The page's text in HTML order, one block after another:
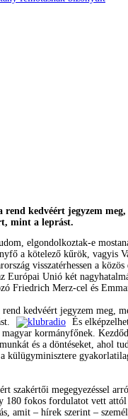
rend kedvéért jegyzem
mint a leprást.
elgondolkoztak-e
a kötelező kűrök, vagyis
visszatérhessen a
Európai Unió két
Friedrich Merz-cel és
rend kedvéért jegyzem meg,
És
kormányfőnek.
és a döntéseket, ahol
szakértői
fokos fordulatot vett
amit – hírek szerint –